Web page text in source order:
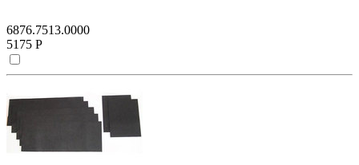
6876.7513.0000
5175 Р